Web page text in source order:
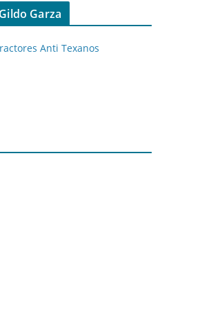
Garza
Anti Texanos